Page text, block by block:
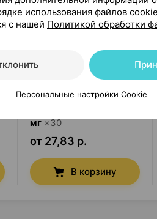
мг×30
от 27,83 р.
В корзину
использования файлов
с нашей Политикой обработки
Персональные настройки Cookie